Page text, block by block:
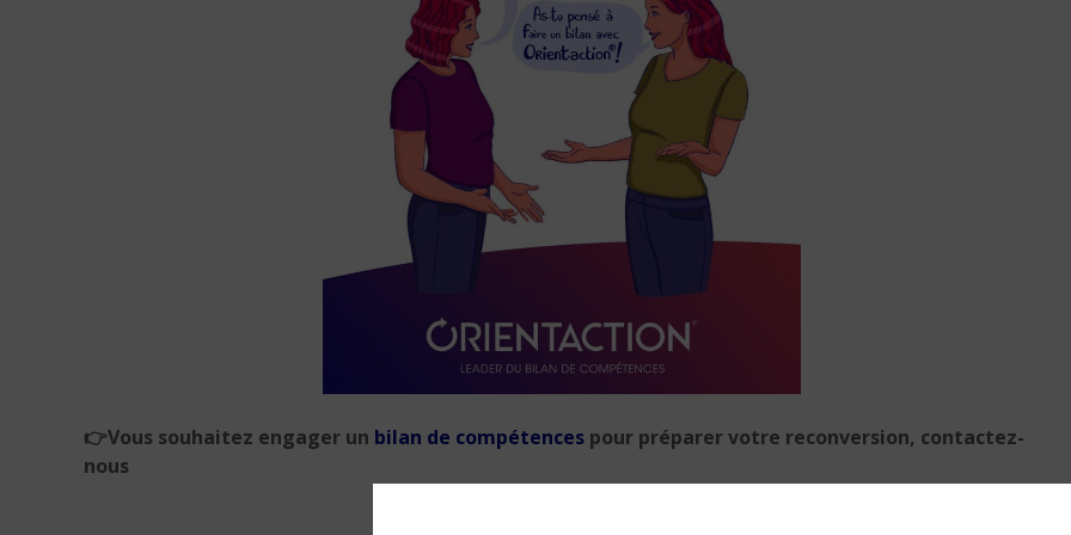
👉Vous souhaitez engager un bilan de compétences pour préparer votre reconversion, contactez-
nous